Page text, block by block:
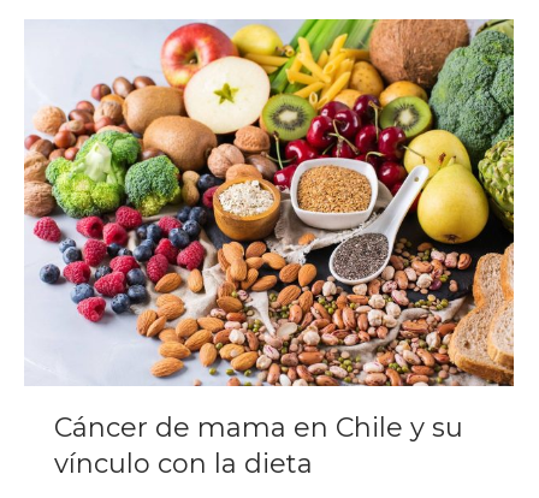
Cáncer de mama en Chile y su
vínculo con la dieta